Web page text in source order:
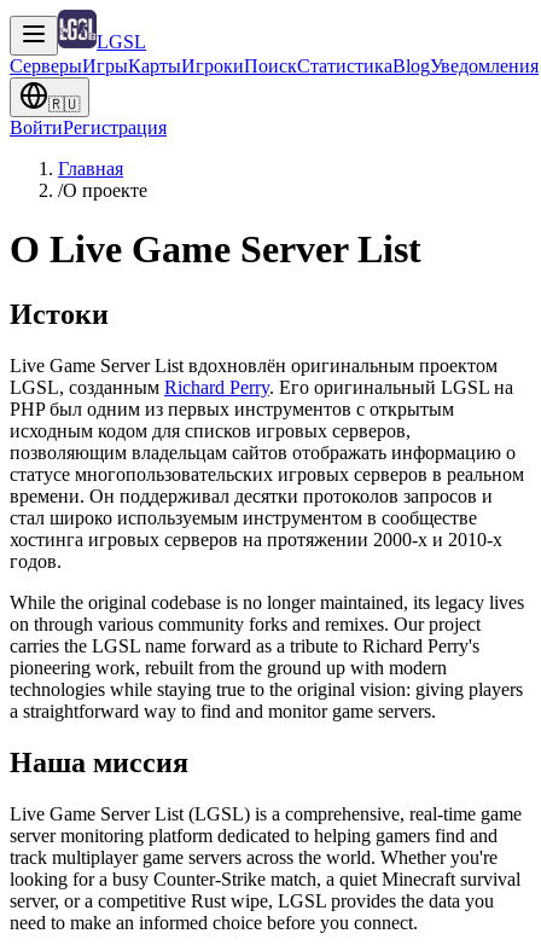
LGSL
СерверыИгрыКартыИгрокиПоискСтатистикаBlogУведомления
🇷🇺
ВойтиРегистрация
Главная
/О проекте
О Live Game Server List
Истоки
Live Game Server List вдохновлён оригинальным проектом
LGSL, созданным Richard Perry. Его оригинальный LGSL на
PHP был одним из первых инструментов с открытым
исходным кодом для списков игровых серверов,
позволяющим владельцам сайтов отображать информацию о
статусе многопользовательских игровых серверов в реальном
времени. Он поддерживал десятки протоколов запросов и
стал широко используемым инструментом в сообществе
хостинга игровых серверов на протяжении 2000-х и 2010-х
годов.
While the original codebase is no longer maintained, its legacy lives
on through various community forks and remixes. Our project
carries the LGSL name forward as a tribute to Richard Perry's
pioneering work, rebuilt from the ground up with modern
technologies while staying true to the original vision: giving players
a straightforward way to find and monitor game servers.
Наша миссия
Live Game Server List (LGSL) is a comprehensive, real-time game
server monitoring platform dedicated to helping gamers find and
track multiplayer game servers across the world. Whether you're
looking for a busy Counter-Strike match, a quiet Minecraft survival
server, or a competitive Rust wipe, LGSL provides the data you
need to make an informed choice before you connect.